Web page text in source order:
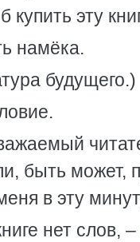
купить эту
намёка.
будущего.)
быть может,
в эту
нет слов,